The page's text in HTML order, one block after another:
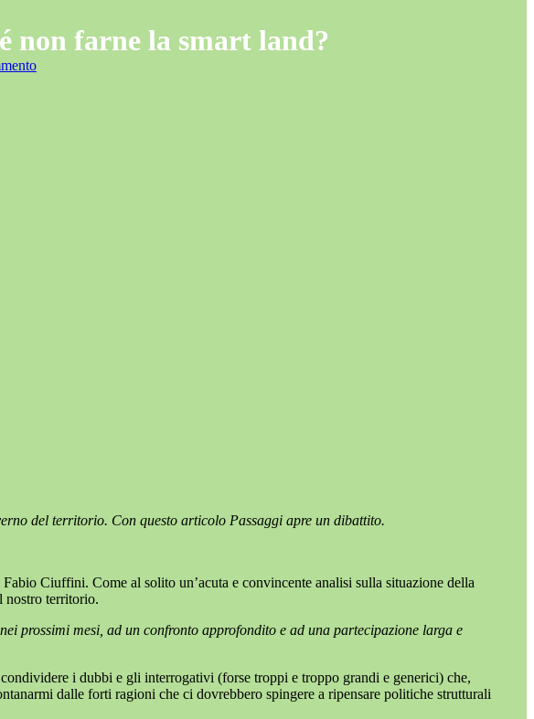
non farne la smart land?
del territorio. Con questo articolo Passaggi apre un dibattito.
Ciuffini. Come al solito un’acuta e convincente analisi sulla situazione della
nostro territorio.
prossimi mesi, ad un confronto approfondito e ad una partecipazione larga e
i dubbi e gli interrogativi (forse troppi e troppo grandi e generici) che,
dalle forti ragioni che ci dovrebbero spingere a ripensare politiche strutturali